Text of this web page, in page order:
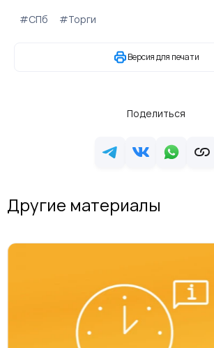
#СПб #Торги
Версия для печати
Поделиться
Другие материалы